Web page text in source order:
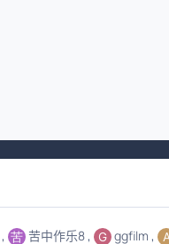
苦中作乐8 ggfilm